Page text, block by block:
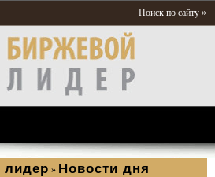
Поиск по сайту »
лидер » Новости дня